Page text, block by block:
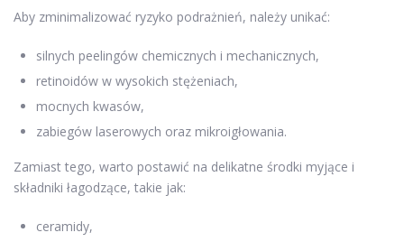
Aby zminimalizować ryzyko podrażnień, należy unikać:
silnych peelingów chemicznych i mechanicznych,
retinoidów w wysokich stężeniach,
mocnych kwasów,
zabiegów laserowych oraz mikroigłowania.
Zamiast tego, warto postawić na delikatne środki myjące i
składniki łagodzące, takie jak:
ceramidy,